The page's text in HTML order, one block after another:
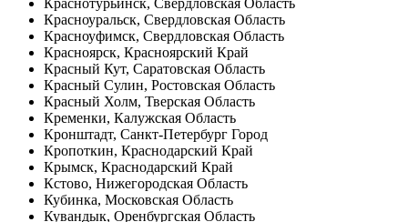
Краснотурьинск, Свердловская Область
Красноуральск, Свердловская Область
Красноуфимск, Свердловская Область
Красноярск, Красноярский Край
Красный Кут, Саратовская Область
Красный Сулин, Ростовская Область
Красный Холм, Тверская Область
Кременки, Калужская Область
Кронштадт, Санкт-Петербург Город
Кропоткин, Краснодарский Край
Крымск, Краснодарский Край
Кстово, Нижегородская Область
Кубинка, Московская Область
Кувандык, Оренбургская Область